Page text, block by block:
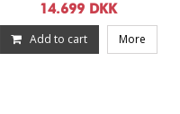
14.699 DKK
Add to cart More